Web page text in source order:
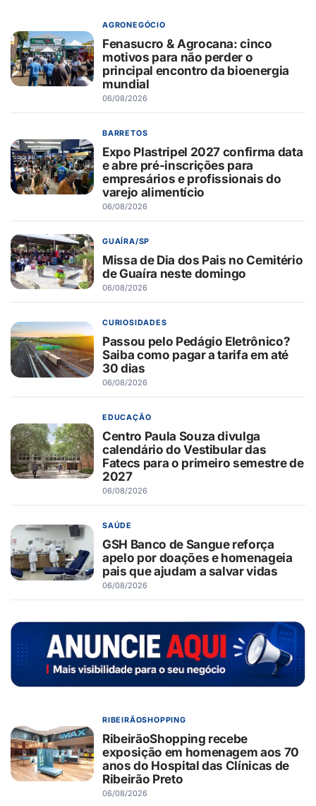
AGRONEGÓCIO
Fenasucro & Agrocana: cinco
motivos para não perder o
principal encontro da bioenergia
mundial
06/08/2026
BARRETOS
Expo Plastripel 2027 confirma data
e abre pré-inscrições para
empresários e profissionais do
varejo alimentício
06/08/2026
GUAÍRA/SP
Missa de Dia dos Pais no Cemitério
de Guaíra neste domingo
06/08/2026
CURIOSIDADES
Passou pelo Pedágio Eletrônico?
Saiba como pagar a tarifa em até
30 dias
06/08/2026
EDUCAÇÃO
Centro Paula Souza divulga
calendário do Vestibular das
Fatecs para o primeiro semestre de
2027
06/08/2026
SAÚDE
GSH Banco de Sangue reforça
apelo por doações e homenageia
pais que ajudam a salvar vidas
06/08/2026
RIBEIRÃOSHOPPING
RibeirãoShopping recebe
exposição em homenagem aos 70
anos do Hospital das Clínicas de
Ribeirão Preto
06/08/2026